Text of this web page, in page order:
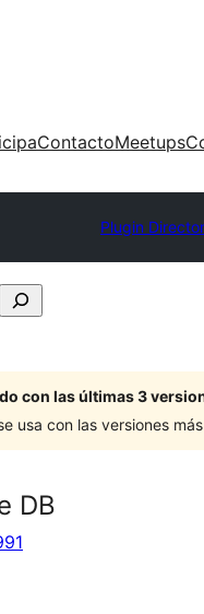
ContactoMeetups
Plugin
con las últimas 3
usa con las versiones
DB